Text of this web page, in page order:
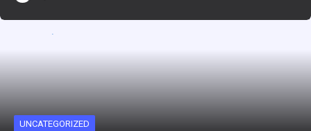
UNCATEGORIZED